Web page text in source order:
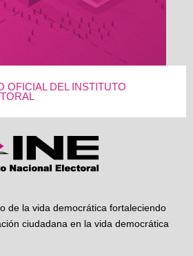
OFICIAL DEL INSTITUTO
de la vida democrática fortaleciendo
ciudadana en la vida democrática